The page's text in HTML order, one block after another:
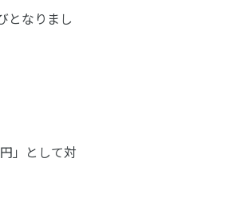
となりまし
」として対